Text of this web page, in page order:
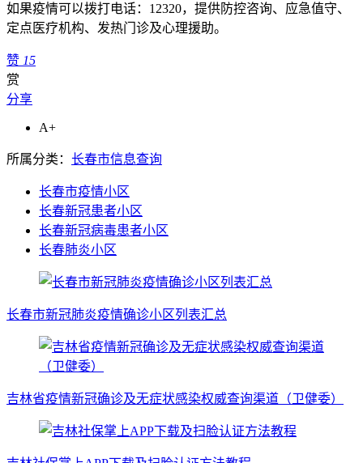
如果疫情可以拨打电话：12320，提供防控咨询、应急值守、
定点医疗机构、发热门诊及心理援助。
赞 15
赏
分享
A+
所属分类： 长春市信息查询
长春市疫情小区
长春新冠患者小区
长春新冠病毒患者小区
长春肺炎小区
长春市新冠肺炎疫情确诊小区列表汇总
吉林省疫情新冠确诊及无症状感染权威查询渠道（卫健委）